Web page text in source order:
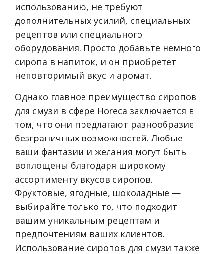
использованию, не требуют
дополнительных усилий, специальных
рецептов или специального
оборудования. Просто добавьте немного
сиропа в напиток, и он приобретет
неповторимый вкус и аромат.
Однако главное преимущество сиропов
для смузи в сфере Horeca заключается в
том, что они предлагают разнообразие
безграничных возможностей. Любые
ваши фантазии и желания могут быть
воплощены благодаря широкому
ассортименту вкусов сиропов.
Фруктовые, ягодные, шоколадные —
выбирайте только то, что подходит
вашим уникальным рецептам и
предпочтениям ваших клиентов.
Использование сиропов для смузи также